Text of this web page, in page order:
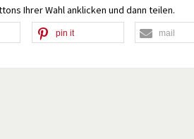
Ihrer Wahl anklicken und dann teilen.
pin it mail